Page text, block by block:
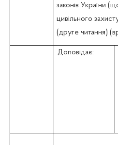
законів України
цивільного
(друге читання)
Доповідає: